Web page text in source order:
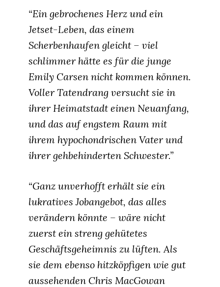
“Ein gebrochenes Herz und ein
Jetset-Leben, das einem
Scherbenhaufen gleicht – viel
schlimmer hätte es für die junge
Emily Carsen nicht kommen können.
Voller Tatendrang versucht sie in
ihrer Heimatstadt einen Neuanfang,
und das auf engstem Raum mit
ihrem hypochondrischen Vater und
ihrer gehbehinderten Schwester.”
“Ganz unverhofft erhält sie ein
lukratives Jobangebot, das alles
verändern könnte – wäre nicht
zuerst ein streng gehütetes
Geschäftsgeheimnis zu lüften. Als
sie dem ebenso hitzköpfigen wie gut
aussehenden Chris MacGowan